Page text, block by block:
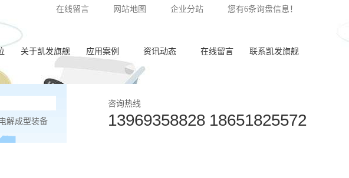
在线留言 网站地图 企业分站 您有6条询盘信息！
关于凯发旗舰
凯发旗舰的简介
营业执照
应用案例
齿轮加工
资讯动态
行业动态
在线留言 联系凯发旗舰
解成型装备
咨询热线
13969358828 18651825572